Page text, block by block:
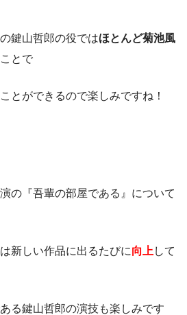
鍵山哲郎の役ではほとんど菊池風
とで
とができるので楽しみですね！
の『吾輩の部屋である』について
新しい作品に出るたびに向上 して
る鍵山哲郎の演技も楽しみです